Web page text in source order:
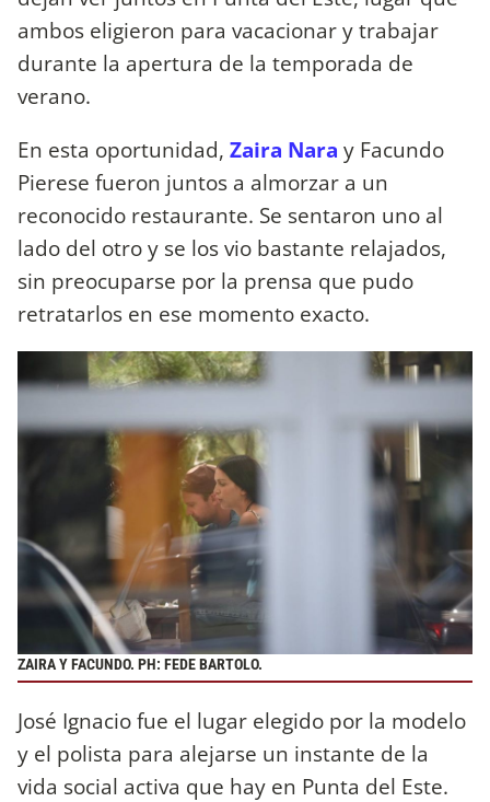
ambos eligieron para vacacionar y trabajar
durante la apertura de la temporada de
verano.
En esta oportunidad, Zaira Nara y Facundo
Pierese fueron juntos a almorzar a un
reconocido restaurante. Se sentaron uno al
lado del otro y se los vio bastante relajados,
sin preocuparse por la prensa que pudo
retratarlos en ese momento exacto.
ZAIRA Y FACUNDO. PH: FEDE BARTOLO.
José Ignacio fue el lugar elegido por la modelo
y el polista para alejarse un instante de la
vida social activa que hay en Punta del Este.